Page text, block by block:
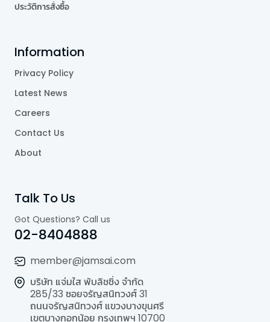
ประวัติการสั่งซื้อ
Information
Privacy Policy
Latest News
Careers
Contact Us
About
Talk To Us
Got Questions? Call us
02-8404888
member@jamsai.com
บริษัท แจ่มใส พับลิชชิ่ง จำกัด
285/33 ซอยจรัญสนิทวงศ์ 31
ถนนจรัญสนิทวงศ์ แขวงบางขุนศรี
เขตบางกอกน้อย กรุงเทพฯ 10700